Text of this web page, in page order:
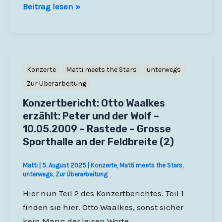
Konzertbericht:
und
der
Wolf
–
10.05.2009
–
–
Beitrag lesen »
Konzerte Matti meets the Stars
unterwegs
Zur Überarbeitung
Konzertbericht: Otto Waalkes
erzählt: Peter und der Wolf –
10.05.2009 – Rastede – Grosse
Sporthalle an der Feldbreite (2)
Matti 5. August 2025 Konzerte, Matti meets the Stars,
unterwegs, Zur Überarbeitung
Hier nun Teil 2 des Konzertberichtes. Teil 1
finden sie hier. Otto Waalkes, sonst sicher